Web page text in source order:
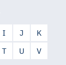
I J
K
T U
V